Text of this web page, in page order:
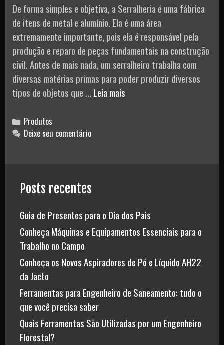
De forma simples e objetiva, a Serralheria é uma fábrica
de itens de metal e alumínio. Ela é uma área
extremamente importante, pois ela é responsável pela
produção e reparo de peças fundamentais na construção
civil. Antes de mais nada, um serralheiro trabalha com
diversas matérias primas para poder produzir diversos
tipos de objetos que … Leia mais
Categories
Produtos
Deixe seu comentário
Posts recentes
Guia de Presentes para o Dia dos Pais
Conheça Máquinas e Equipamentos Essenciais para o
Trabalho no Campo
Conheça os Novos Aspiradores de Pó e Líquido AH22
da Jacto
Ferramentas para Engenheiro de Saneamento: tudo o
que você precisa saber
Quais Ferramentas São Utilizadas por um Engenheiro
Florestal?